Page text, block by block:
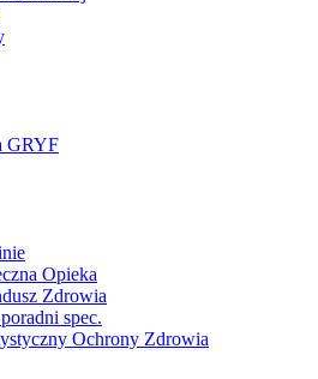
GRYF
Opieka
Zdrowia
spec.
Ochrony Zdrowia